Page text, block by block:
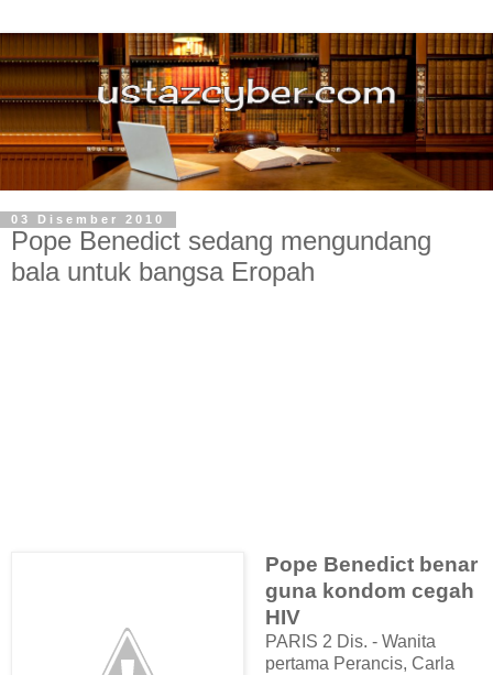
03 Disember 2010
Pope Benedict sedang mengundang
bala untuk bangsa Eropah
Pope Benedict benar
guna kondom cegah
HIV
PARIS 2 Dis. - Wanita
pertama Perancis, Carla